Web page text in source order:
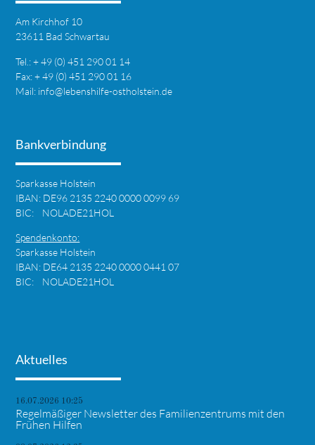
Am Kirchhof 10
23611 Bad Schwartau
Tel.: + 49 (0) 451 290 01 14
Fax: + 49 (0) 451 290 01 16
Mail: info@lebenshilfe-ostholstein.de
Bankverbindung
Sparkasse Holstein
IBAN: DE96 2135 2240 0000 0099 69
BIC: NOLADE21HOL
Spendenkonto:
Sparkasse Holstein
IBAN: DE64 2135 2240 0000 0441 07
BIC: NOLADE21HOL
Aktuelles
16.07.2026 10:25
Regelmäßiger Newsletter des Familienzentrums mit den
Frühen Hilfen